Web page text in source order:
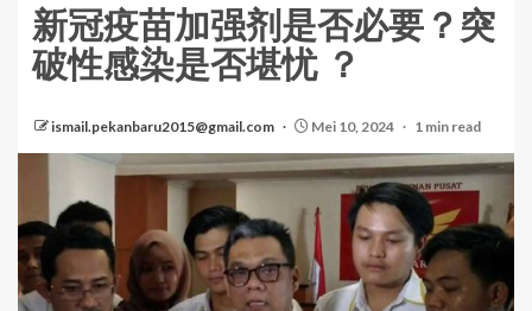
新冠疫苗加强剂是否必要？突
破性感染是否堪忧 ？
ismail.pekanbaru2015@gmail.com Mei 10, 2024 1 min read